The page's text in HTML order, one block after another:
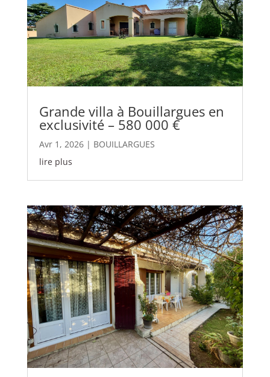
Grande villa à Bouillargues en
exclusivité – 580 000 €
Avr 1, 2026| BOUILLARGUES
lire plus